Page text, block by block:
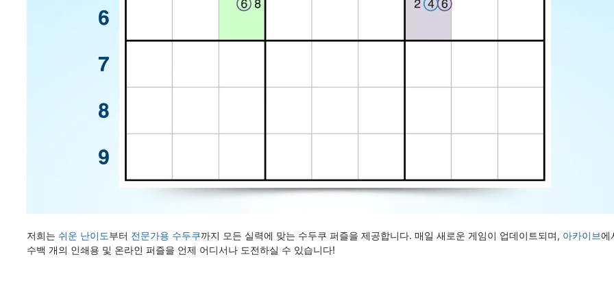
저희는 쉬운 난이도부터 전문가용 수두쿠까지 모든 실력에 맞는 수두쿠 퍼즐을 제공합니다. 매일 새로운 게임이 업데이트되며, 아카이브에
수백 개의 인쇄용 및 온라인 퍼즐을 언제 어디서나 도전하실 수 있습니다!